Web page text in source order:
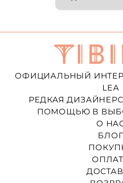
ОФИЦИАЛЬНЫЙ
LEA
РЕДКАЯ
ПОМОЩЬЮ В
О
БЛОГ